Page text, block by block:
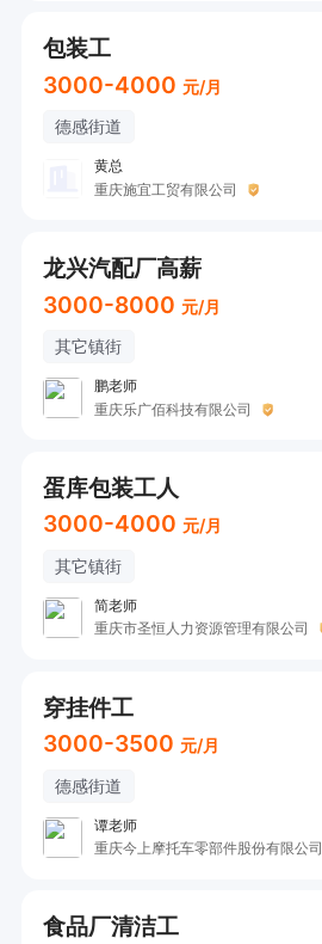
包装工
3000-4000 元/月
德感街道
黄总
重庆施宜工贸有限公司
龙兴汽配厂高薪
3000-8000 元/月
其它镇街
鹏老师
重庆乐广佰科技有限公司
蛋库包装工人
3000-4000 元/月
其它镇街
简老师
重庆市圣恒人力资源管理有限公司
穿挂件工
3000-3500 元/月
德感街道
谭老师
重庆今上摩托车零部件股份有限公司
食品厂清洁工